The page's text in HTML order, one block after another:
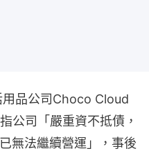
品公司Choco Cloud
公司「嚴重資不抵債，
無法繼續營運」，事後